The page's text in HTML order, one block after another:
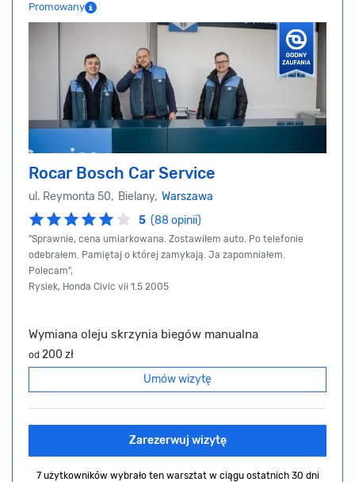
Promowany
Rocar Bosch Car Service
ul. Reymonta 50, Bielany, Warszawa
5 (88 opinii)
"Sprawnie, cena umiarkowana. Zostawiłem auto. Po telefonie
odebrałem. Pamiętaj o której zamykają. Ja zapomniałem.
Polecam",
Rysiek, Honda Civic vii 1.5 2005
Wymiana oleju skrzynia biegów manualna
od 200 zł
Umów wizytę
Zarezerwuj wizytę
7 użytkowników wybrało ten warsztat w ciągu ostatnich 30 dni